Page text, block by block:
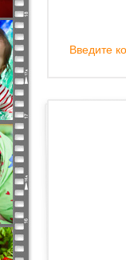
Введите